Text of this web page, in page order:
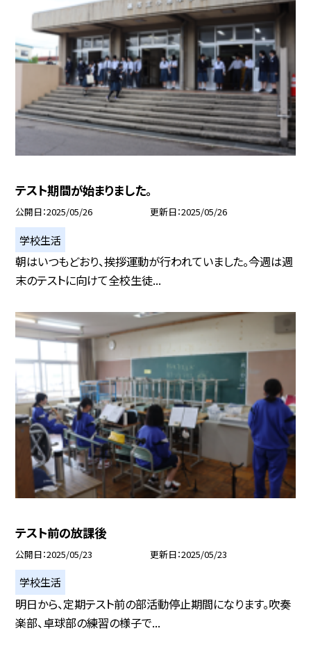
テスト期間が始まりました。
公開日 2025/05/26 更新日 2025/05/26
学校生活
朝はいつもどおり、挨拶運動が行われていました。今週は週
末のテストに向けて全校生徒...
テスト前の放課後
公開日 2025/05/23 更新日 2025/05/23
学校生活
明日から、定期テスト前の部活動停止期間になります。吹奏
楽部、卓球部の練習の様子で...